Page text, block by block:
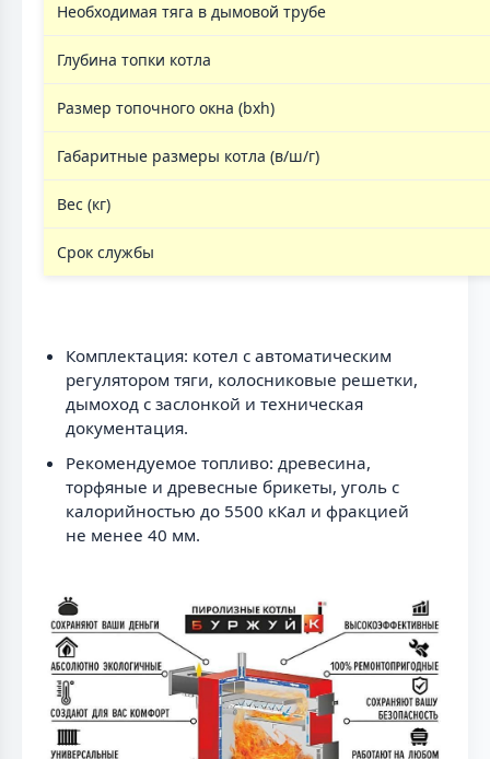
Необходимая тяга в дымовой трубе
Глубина топки котла
Размер топочного окна (bxh)
Габаритные размеры котла (в/ш/г)
Вес (кг)
Срок службы
Комплектация: котел с автоматическим
регулятором тяги, колосниковые решетки,
дымоход с заслонкой и техническая
документация.
Рекомендуемое топливо: древесина,
торфяные и древесные брикеты, уголь с
калорийностью до 5500 кКал и фракцией
не менее 40 мм.